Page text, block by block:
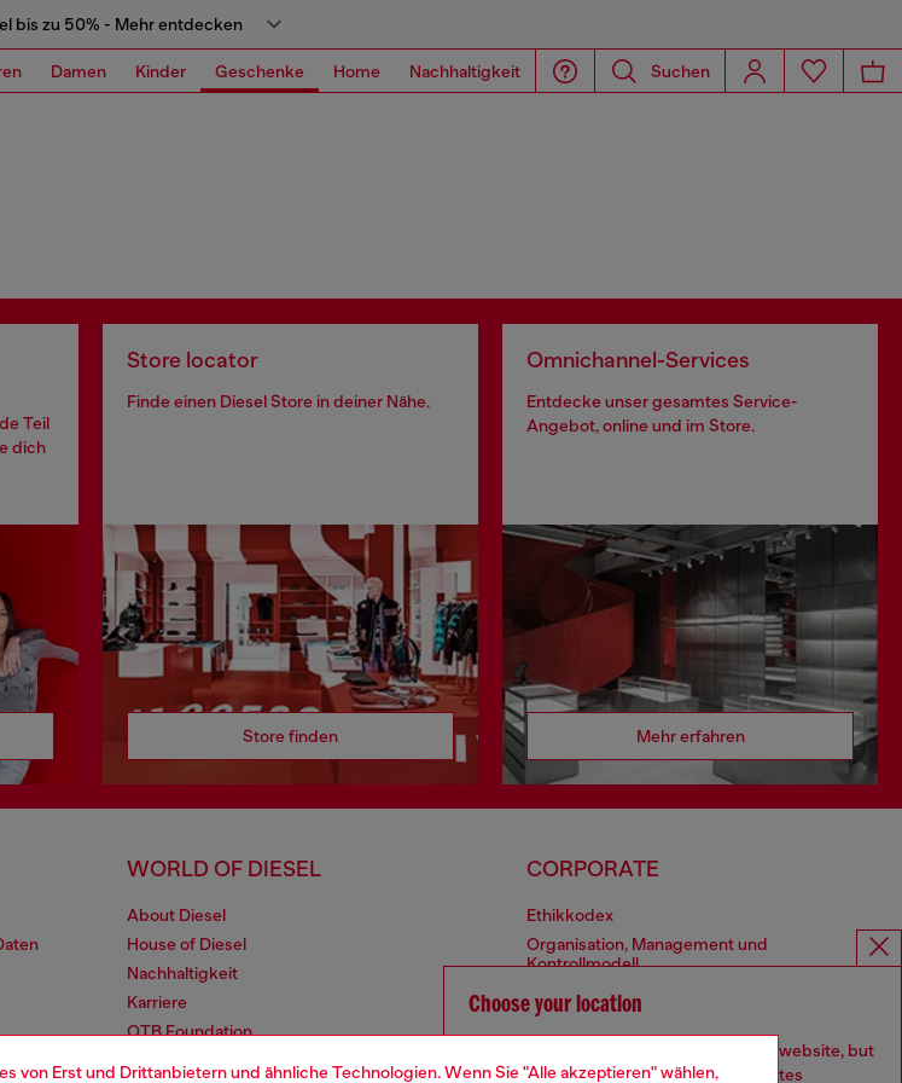
von Erst und Drittanbietern und ähnliche Technologien. Wenn Sie "Alle akzeptieren" wählen,
bis zu 50% - Mehr entdecken
Damen Kinder Geschenke Home Nachhaltigkeit Suchen
Teil
dich
Store locator
Finde einen Diesel Store in deiner Nähe.
Store finden
Omnichannel-Services
Entdecke unser gesamtes Service-
Angebot, online und im Store.
Mehr erfahren
WORLD OF DIESEL
About Diesel
House of Diesel
Nachhaltigkeit
Karriere
OTB Foundation
CORPORATE
Ethikkodex
Organisation, Management und
Kontrollmodell
Whistleblowing Management
Diesel is part of OTB
Choose your location
You are currently browsing Deutschland website, but
it seems you may be based in United States